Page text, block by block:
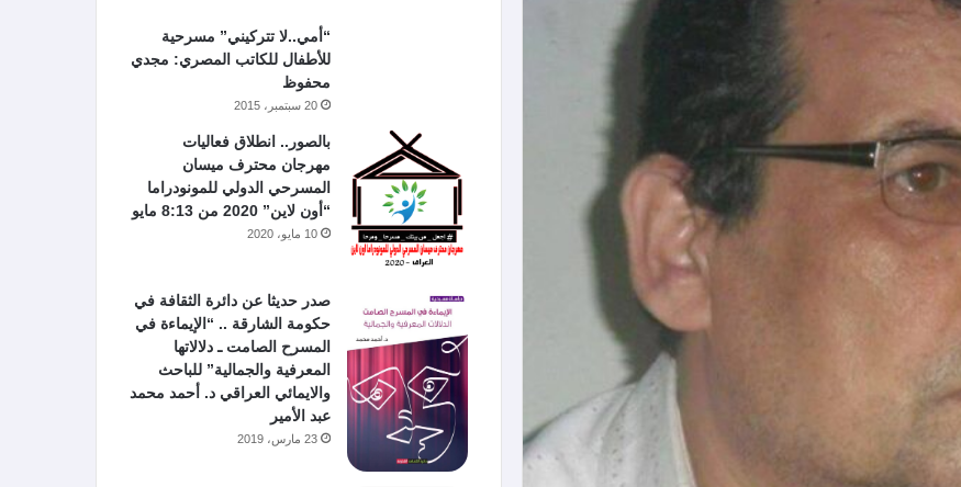
“أمي..لا تتركيني” مسرحية
للأطفال للكاتب المصري: مجدي
محفوظ
20 سبتمبر، 2015
بالصور.. انطلاق فعاليات
مهرجان محترف ميسان
المسرحي الدولي للمونودراما
“أون لاين” 2020 من 8:13 مايو
10 مايو، 2020
صدر حديثا عن دائرة الثقافة في
حكومة الشارقة .. “الإيماءة في
المسرح الصامت ـ دلالاتها
المعرفية والجمالية” للباحث
والايمائي العراقي د. أحمد محمد
عبد الأمير
23 مارس، 2019